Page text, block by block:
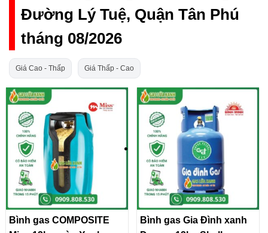
Đường Lý Tuệ, Quận Tân Phú
tháng 08/2026
Giá Cao - Thấp Giá Thấp - Cao
Bình gas COMPOSITE
Bình gas Gia Đình xanh